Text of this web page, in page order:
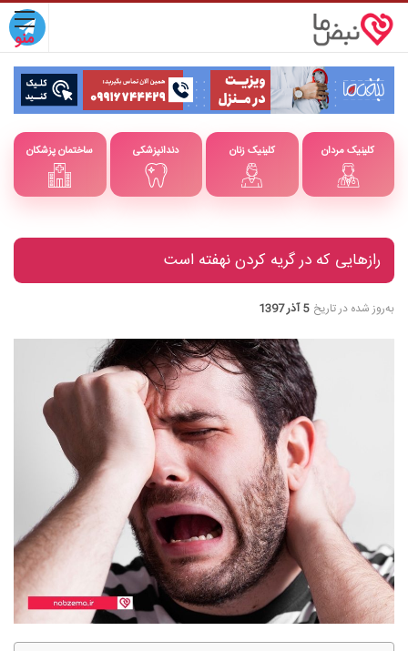
ساختمان پزشکان دندانپزشکی کلینیک زنان کلینیک مردان
رازهایی که در گریه کردن نهفته است
به‌روز شده در تاریخ 5 آذر 1397